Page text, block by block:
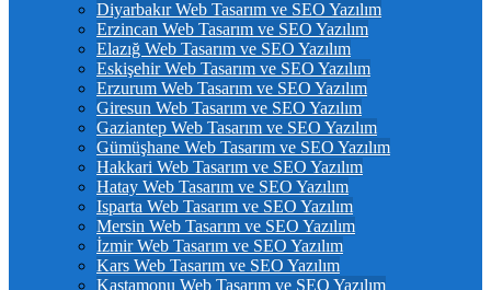
Diyarbakır Web Tasarım ve SEO Yazılım
Erzincan Web Tasarım ve SEO Yazılım
Elazığ Web Tasarım ve SEO Yazılım
Eskişehir Web Tasarım ve SEO Yazılım
Erzurum Web Tasarım ve SEO Yazılım
Giresun Web Tasarım ve SEO Yazılım
Gaziantep Web Tasarım ve SEO Yazılım
Gümüşhane Web Tasarım ve SEO Yazılım
Hakkari Web Tasarım ve SEO Yazılım
Hatay Web Tasarım ve SEO Yazılım
Isparta Web Tasarım ve SEO Yazılım
Mersin Web Tasarım ve SEO Yazılım
İzmir Web Tasarım ve SEO Yazılım
Kars Web Tasarım ve SEO Yazılım
Kastamonu Web Tasarım ve SEO Yazılım